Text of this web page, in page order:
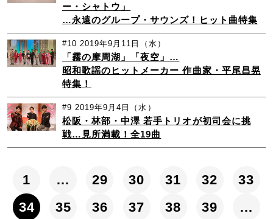
ー・シャトウ」
…永遠のグループ・サウンズ！ヒット曲特集
#10 2019年9月11日（水）
「霧の摩周湖」「夜空」…
昭和歌謡のヒットメーカー 作曲家・平尾昌晃
特集！
#9 2019年9月4日（水）
松阪・林部・中澤 若手トリオが初司会に挑
戦…見所満載！全19曲
1 … 29 30 31 32
33
34
35 36 37 38 39
…